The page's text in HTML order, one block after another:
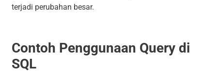
terjadi perubahan besar.
Contoh Penggunaan Query di
SQL